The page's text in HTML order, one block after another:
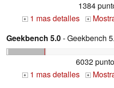
1384
+ 1 mas detalles +
Geekbench 5.0- Geekbench
6032
+ 1 mas detalles +